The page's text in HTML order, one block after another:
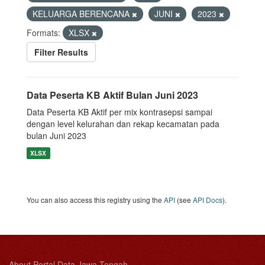
KELUARGA BERENCANA
JUNI
2023
Formats:
XLSX
Filter Results
Data Peserta KB Aktif Bulan Juni 2023
Data Peserta KB Aktif per mix kontrasepsi sampai
dengan level kelurahan dan rekap kecamatan pada
bulan Juni 2023
XLSX
You can also access this registry using the API (see API Docs).